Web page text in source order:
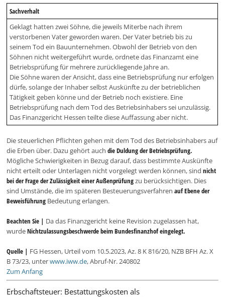
Sachverhalt
Geklagt hatten zwei Söhne, die jeweils Miterbe nach ihrem
verstorbenen Vater geworden waren. Der Vater betrieb bis zu
seinem Tod ein Bauunternehmen. Obwohl der Betrieb von den
Söhnen nicht weitergeführt wurde, ordnete das Finanzamt eine
Betriebsprüfung für mehrere zurückliegende Jahre an.
Die Söhne waren der Ansicht, dass eine Betriebsprüfung nur erfolgen
dürfe, solange der Inhaber selbst Auskünfte zu der betrieblichen
Tätigkeit geben könne und der Betrieb noch existiere. Eine
Betriebsprüfung nach dem Tod des Betriebsinhabers sei unzulässig.
Das Finanzgericht Hessen teilte diese Auffassung aber nicht.
Die steuerlichen Pflichten gehen mit dem Tod des Betriebsinhabers auf
die Erben über. Dazu gehört auchdie Duldung der Betriebsprüfung.
Mögliche Schwierigkeiten in Bezug darauf, dass bestimmte Auskünfte
nicht erteilt oder Unterlagen nicht vorgelegt werden können, sindnicht
bei der Frage der Zulässigkeit einer Außenprüfungzu berücksichtigen. Dies
sind Umstände, die im späteren Besteuerungsverfahrenauf Ebene der
Beweisführung Bedeutung erlangen.
Beachten Sie | Da das Finanzgericht keine Revision zugelassen hat,
wurdeNichtzulassungsbeschwerde beim Bundesfinanzhof eingelegt.
Quelle | FG Hessen, Urteil vom 10.5.2023, Az. 8 K 816/20, NZB BFH Az. X
B 73/23, unterwww.iww.de, Abruf-Nr. 240802
Zum Anfang
Erbschaftsteuer: Bestattungskosten als